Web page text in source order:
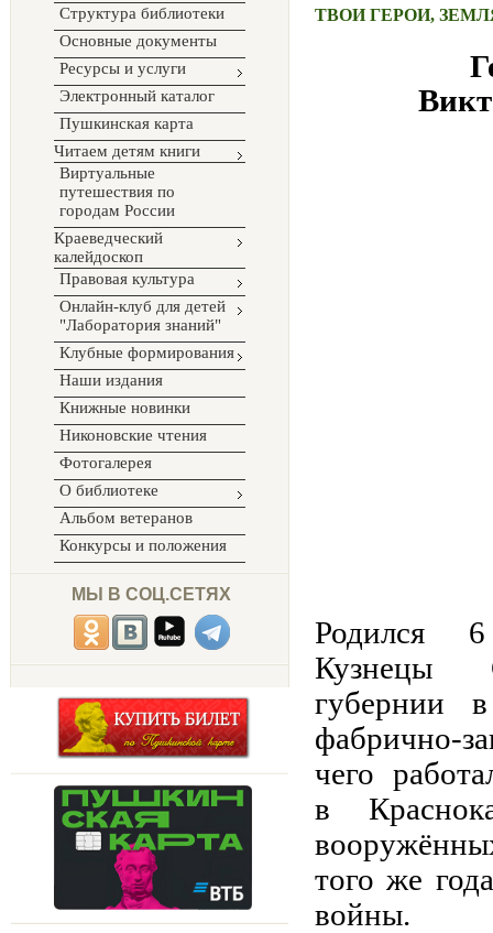
Структура библиотеки
Основные документы
Ресурсы и услуги
Электронный каталог
Пушкинская карта
Читаем детям книги
Виртуальные
путешествия по
городам России
Краеведческий
калейдоскоп
Правовая культура
Онлайн-клуб для детей
"Лаборатория знаний"
Клубные формирования
Наши издания
Книжные новинки
Никоновские чтения
Фотогалерея
О библиотеке
Альбом ветеранов
Конкурсы и положения
МЫ В СОЦ.СЕТЯХ
ТВОИ ГЕРОИ,
Родился
Кузнецы
губернии
фабрично-
чего
в
того же
войны.